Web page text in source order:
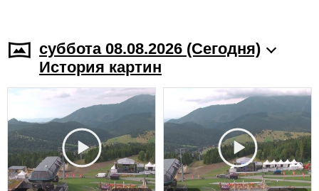
суббота 08.08.2026 (Cегодня)
История картин